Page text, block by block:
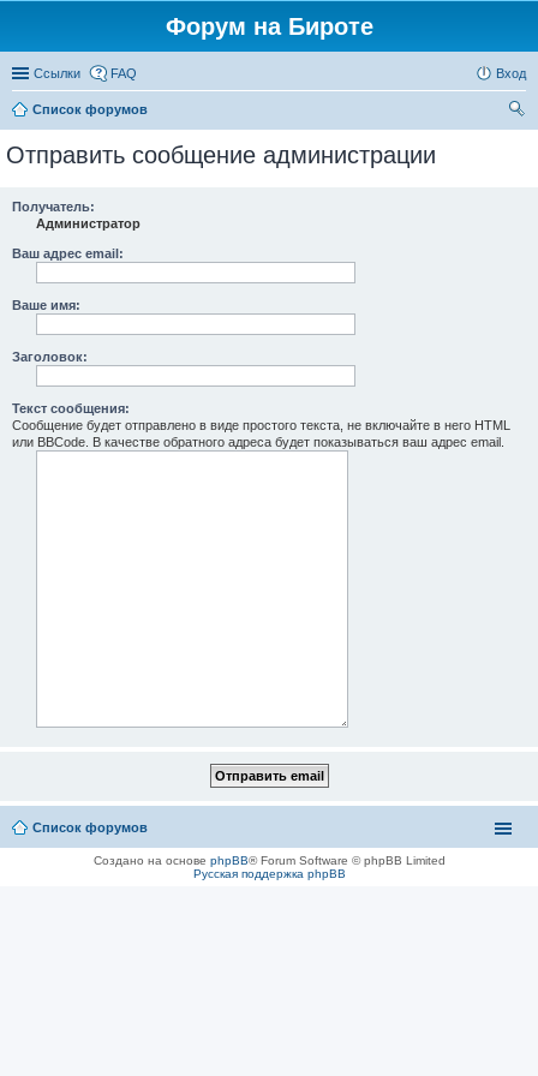
Форум на Бироте
Ссылки FAQ Вход
Список форумов
Отправить сообщение администрации
Получатель:
Администратор
Ваш адрес email:
Ваше имя:
Заголовок:
Текст сообщения:
Сообщение будет отправлено в виде простого текста, не включайте в него HTML
или BBCode. В качестве обратного адреса будет показываться ваш адрес email.
Список форумов
Создано на основе phpBB® Forum Software © phpBB Limited
Русская поддержка phpBB